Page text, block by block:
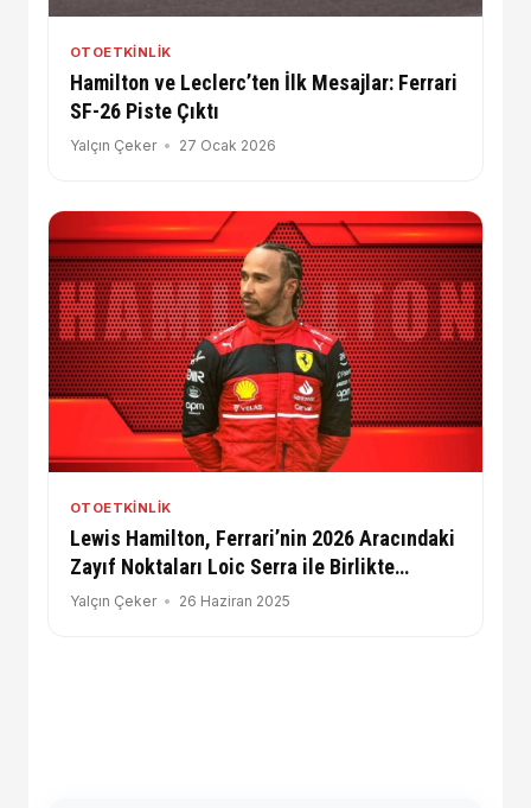
OTOETKINLIK
Hamilton ve Leclerc’ten İlk Mesajlar: Ferrari
SF-26 Piste Çıktı
Yalçın Çeker 27 Ocak 2026
OTOETKINLIK
Lewis Hamilton, Ferrari’nin 2026 Aracındaki
Zayıf Noktaları Loic Serra ile Birlikte
Gidermeye Çalışıyor
Yalçın Çeker 26 Haziran 2025